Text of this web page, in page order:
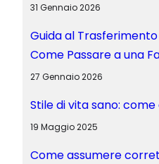
31 Gennaio 2026
Guida al
Come Passare a una
27 Gennaio 2026
Stile di vita sano:
19 Maggio 2025
Come assumere